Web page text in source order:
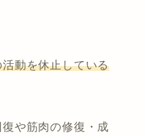
動を休止している
や筋肉の修復・成